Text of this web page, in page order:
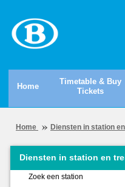
Home
Timetable & Buy
Tickets
Home Diensten in station
Diensten in station en
Zoek een station